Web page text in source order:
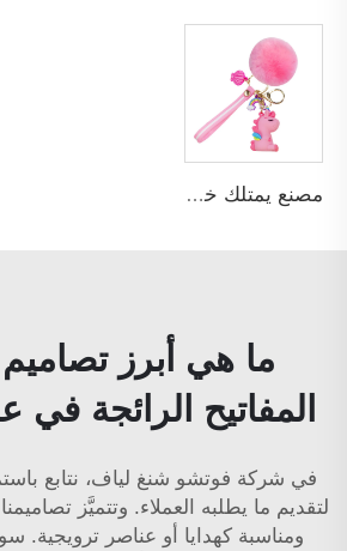
مصنع يمتلك خبرة تزيد عن 15 عامًا، بالجملة سلسلة مفاتيح يونيكورن رغوية لطيفة PVC ومطاطية ترويجية للهدايا، سلاسل مفاتيح للبنات
ما هي أبرز
المفاتيح الرائجة في عام
في شركة فوتشو شنغ لياف، نتابع
لتقديم ما يطلبه العملاء. وتتميَّز
ومناسبة كهدايا أو عناصر